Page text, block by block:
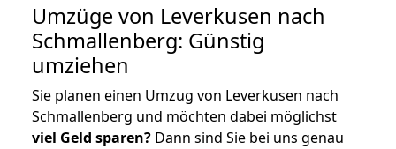
Umzüge von Leverkusen nach
Schmallenberg: Günstig
umziehen
Sie planen einen Umzug von Leverkusen nach
Schmallenberg und möchten dabei möglichst
viel Geld sparen? Dann sind Sie bei uns genau